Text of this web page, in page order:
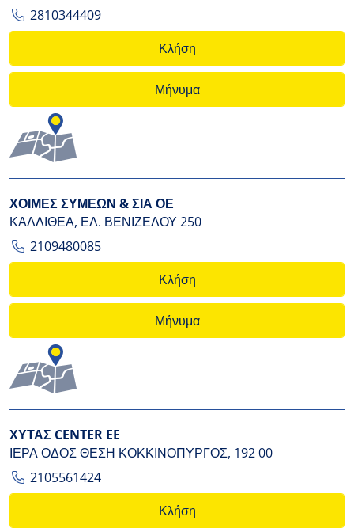
2810344409
Κλήση
Μήνυμα
ΧΟΙΜΕΣ ΣΥΜΕΩΝ & ΣΙΑ ΟΕ
ΚΑΛΛΙΘΕΑ, ΕΛ. ΒΕΝΙΖΕΛΟΥ 250
2109480085
Κλήση
Μήνυμα
ΧΥΤΑΣ CENTER EE
ΙΕΡΑ ΟΔΟΣ ΘΕΣΗ ΚΟΚΚΙΝΟΠΥΡΓΟΣ, 192 00
2105561424
Κλήση